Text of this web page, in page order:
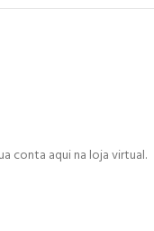
conta aqui na loja virtual.